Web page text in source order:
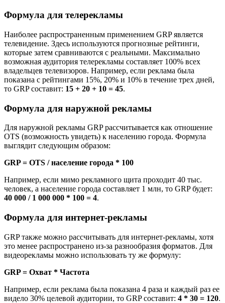
Формула для телерекламы
Наиболее распространенным применением GRP является
телевидение. Здесь используются прогнозные рейтинги,
которые затем сравниваются с реальными. Максимально
возможная аудитория телерекламы составляет 100% всех
владельцев телевизоров. Например, если реклама была
показана с рейтингами 15%, 20% и 10% в течение трех дней,
то GRP составит: 15 + 20 + 10 = 45.
Формула для наружной рекламы
Для наружной рекламы GRP рассчитывается как отношение
OTS (возможность увидеть) к населению города. Формула
выглядит следующим образом:
GRP = OTS / население города * 100
Например, если мимо рекламного щита проходит 40 тыс.
человек, а население города составляет 1 млн, то GRP будет:
40 000 / 1 000 000 * 100 = 4.
Формула для интернет-рекламы
GRP также можно рассчитывать для интернет-рекламы, хотя
это менее распространено из-за разнообразия форматов. Для
видеорекламы можно использовать ту же формулу:
GRP = Охват * Частота
Например, если реклама была показана 4 раза и каждый раз ее
видело 30% целевой аудитории, то GRP составит: 4 * 30 = 120.